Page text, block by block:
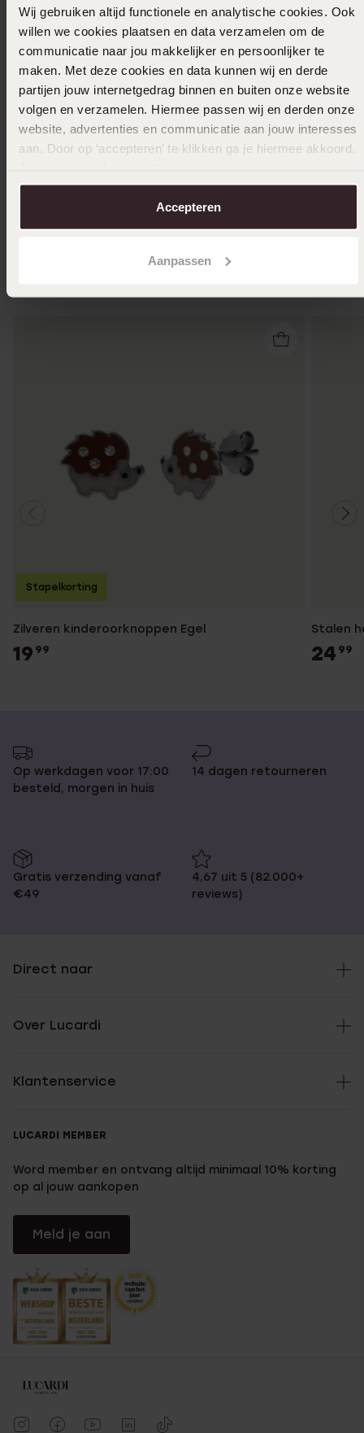
Wij gebruiken altijd functionele en analytische cookies. Ook
willen we cookies plaatsen en data verzamelen om de
communicatie naar jou makkelijker en persoonlijker te
maken. Met deze cookies en data kunnen wij en derde
partijen jouw internetgedrag binnen en buiten onze website
volgen en verzamelen. Hiermee passen wij en derden onze
website, advertenties en communicatie aan jouw interesses
aan. Door op ‘accepteren’ te klikken ga je hiermee akkoord.
over in onscookiebeleid.
Accepteren
Aanpassen
9K witte verlovingsring diamant Snowdrops
0.20ct H100
2349.991,87999
9K gele
Anderen kochten ook
Zilveren kinderoorknoppen Egel
19 99
Stapelkorting
Stalen
24 99
Op werkdagen voor 17:00
besteld, morgen in huis
14 dagen retourneren
Gratis verzending vanaf
€49
4,67 uit 5 (82.000+
reviews)
Direct naar
Over Lucardi
Klantenservice
LUCARDI MEMBER
Word member en ontvang altijd minimaal 10% korting
op al jouw aankopen
Meld je aan